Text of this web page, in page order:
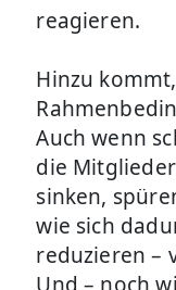
reagieren.
Hinzu
Auch wenn
die
sinken,
wie sich
reduzieren –